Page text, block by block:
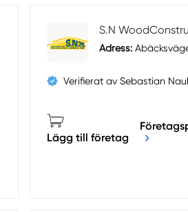
S.N
Adress:
Verifierat av Sebastian
Lägg till företag